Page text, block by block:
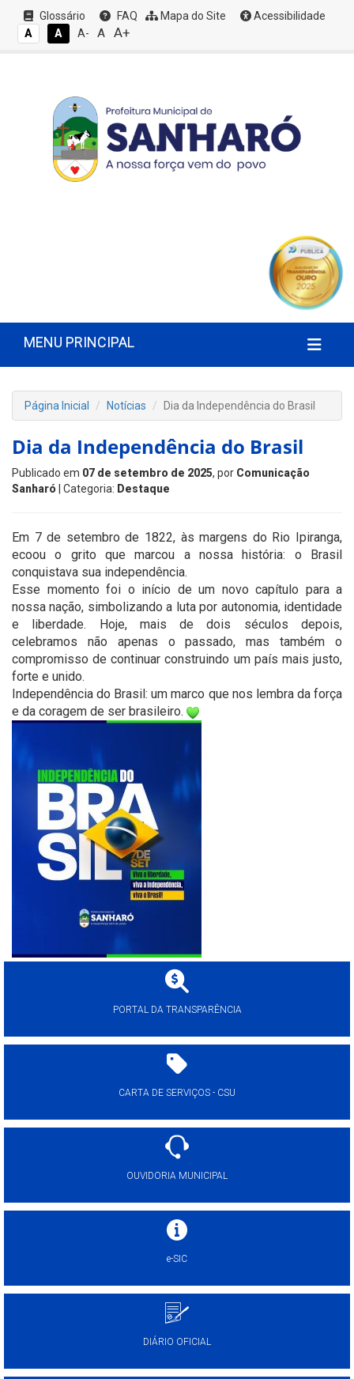
Glossário FAQ Mapa do Site
Acessibilidade
A
A A- A A+
MENU PRINCIPAL
Página Inicial Notícias Dia da Independência do Brasil
Dia da Independência do Brasil
Publicado em 07 de setembro de 2025, por Comunicação
Sanharó | Categoria: Destaque
Em 7 de setembro de 1822, às margens do Rio Ipiranga,
ecoou o grito que marcou a nossa história: o Brasil
conquistava sua independência.
Esse momento foi o início de um novo capítulo para a
nossa nação, simbolizando a luta por autonomia, identidade
e liberdade. Hoje, mais de dois séculos depois,
celebramos não apenas o passado, mas também o
compromisso de continuar construindo um país mais justo,
forte e unido.
Independência do Brasil: um marco que nos lembra da força
e da coragem de ser brasileiro.
PORTAL DA TRANSPARÊNCIA
CARTA DE SERVIÇOS - CSU
OUVIDORIA MUNICIPAL
e-SIC
DIÁRIO OFICIAL